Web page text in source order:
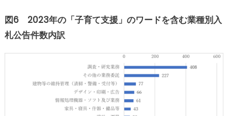
図6 2023年の「子育て支援」のワードを含む業種別入
札公告件数内訳